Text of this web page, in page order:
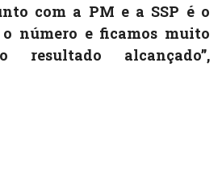
com a PM e a SSP é o
número e ficamos muito
alcançado”,